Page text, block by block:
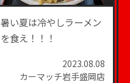
暑い夏は冷やしラーメン
を食え！！！
2023.08.08
カーマッチ岩手盛岡店